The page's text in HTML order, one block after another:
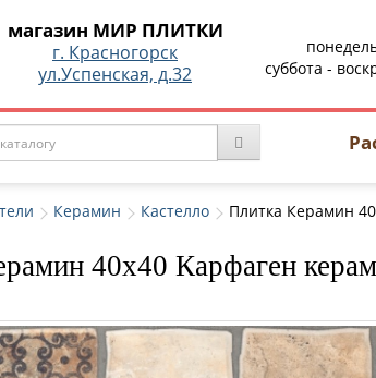
магазин МИР ПЛИТКИ
г. Красногорск
ул.Успенская, д.32
суббота -
Керамин Кастелло Плитка Керамин
40x40 Карфаген